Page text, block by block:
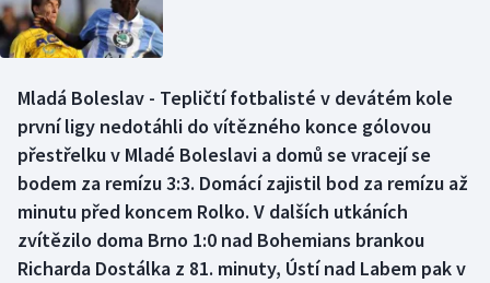
Biatlon
Boby a skeleton
Box
Curling
Dostihy
Florbal
Aplikace ČT sport
AZ kvíz
Mladá Boleslav - Tepličtí fotbalisté v devátém kole
první ligy nedotáhli do vítězného konce gólovou
přestřelku v Mladé Boleslavi a domů se vracejí se
bodem za remízu 3:3. Domácí zajistil bod za remízu až
minutu před koncem Rolko. V dalších utkáních
zvítězilo doma Brno 1:0 nad Bohemians brankou
Richarda Dostálka z 81. minuty, Ústí nad Labem pak v